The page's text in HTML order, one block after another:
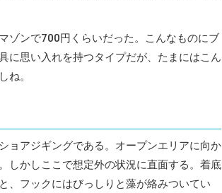
ゾンで700円くらいだった。こんなものにブ
に思い入れを持つタイプだが、たまにはこん
ね。
ョアジギングである。オープンエリアに向か
しかしここで想定外の状況に直面する。着底
、フックにはびっしりと藻が絡みついてい